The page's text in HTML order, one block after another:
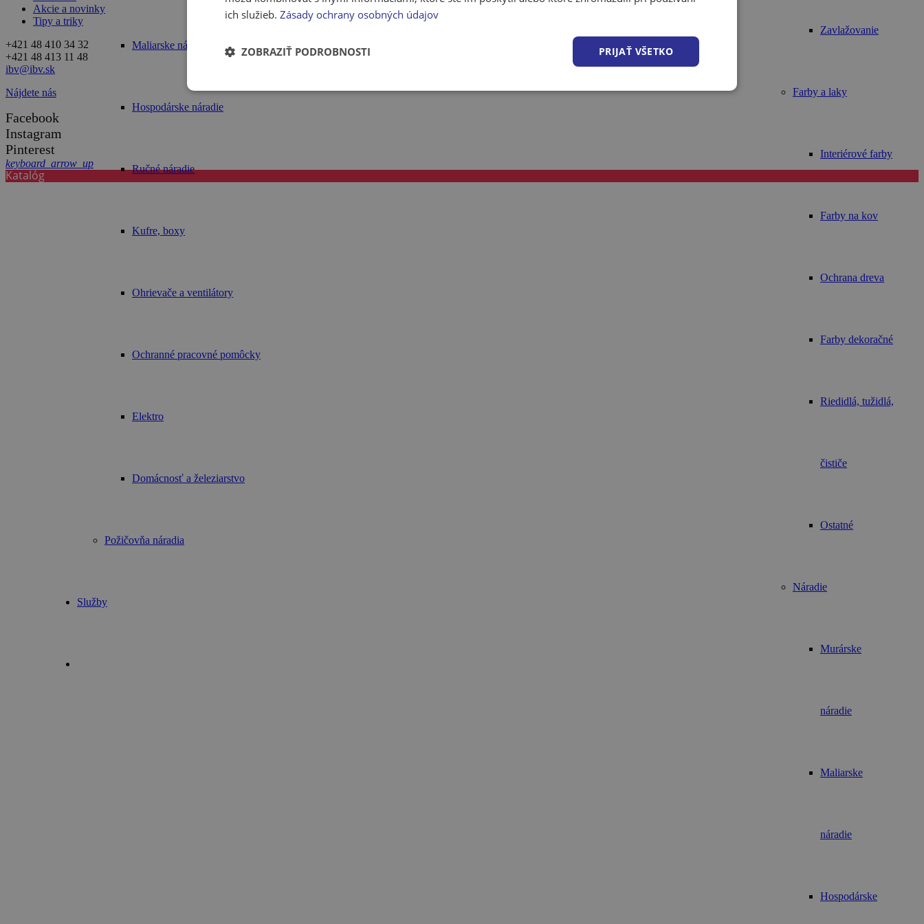
Maliarske náradie
Hospodárske náradie
Ručné náradie
Kufre, boxy
Ohrievače a ventilátory
Ochranné pracovné pomôcky
Elektro
Domácnosť a železiarstvo
Požičovňa náradia
Služby
Zavlažovanie
Farby a laky
Interiérové farby
Farby na kov
Ochrana dreva
Farby dekoračné
Riedidlá, tužidlá,
čističe
Ostatné
Náradie
Murárske
náradie
Maliarske
náradie
Hospodárske
Akcie a novinky
Tipy a triky
+421 48 410 34 32
+421 48 413 11 48
ibv@ibv.sk
Nájdete nás
Facebook
Instagram
Pinterest
keyboard_arrow_up
Katalóg
ich služieb. Zásady ochrany osobných údajov
PRIJAŤ VŠETKO
ZOBRAZIŤ PODROBNOSTI